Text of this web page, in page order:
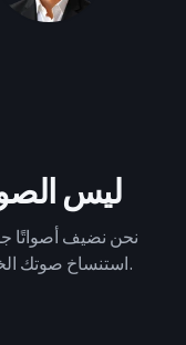
ليس
نحن نضيف أصواتًا
استنساخ صوتك الخاص باستخدام ميزة استنساخ الصوت.